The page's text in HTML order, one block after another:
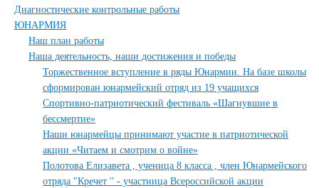
Диагностические контрольные работы
ЮНАРМИЯ
Наш план работы
Наша деятельность, наши достижения и победы
Торжественное вступление в ряды Юнармии. На базе школы
сформирован юнармейский отряд из 19 учащихся
Спортивно-патриотический фестиваль «Шагнувшие в
бессмертие»
Наши юнармейцы принимают участие в патриотической
акции «Читаем и смотрим о войне»
Полотова Елизавета , ученица 8 класса , член Юнармейского
отряда "Кречет '' - участница Всероссийской акции